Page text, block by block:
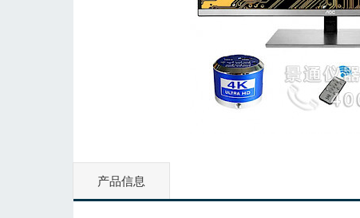
产品信息